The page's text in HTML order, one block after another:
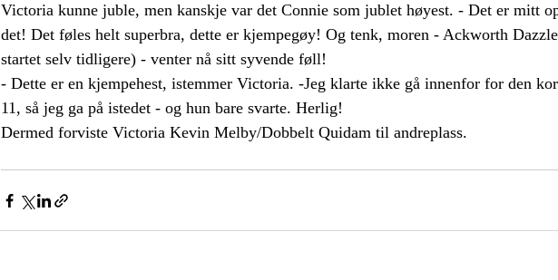
Victoria kunne juble, men kanskje var det Connie som jublet høyest. - Det er mitt
det! Det føles helt superbra, dette er kjempegøy! Og tenk, moren - Ackworth
startet selv tidligere) - venter nå sitt syvende føll!
- Dette er en kjempehest, istemmer Victoria. -Jeg klarte ikke gå innenfor for den
11, så jeg ga på istedet - og hun bare svarte. Herlig!
Dermed forviste Victoria Kevin Melby/Dobbelt Quidam til andreplass.